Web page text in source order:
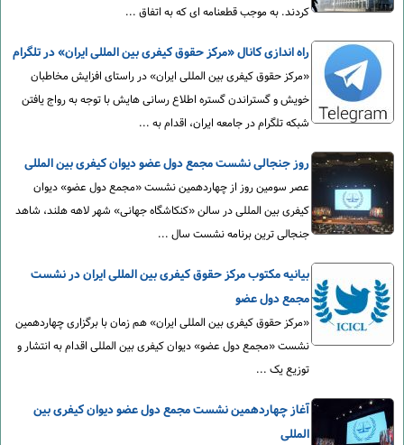
کردند. به موجب قطعنامه ای که به اتفاق ...
راه اندازی کانال «مرکز حقوق کیفری بین المللی ایران» در تلگرام
«مرکز حقوق کیفری بین المللی ایران» در راستای افزایش مخاطبان
خویش و گستراندن گستره اطلاع رسانی هایش با توجه به رواج یافتن
شبکه تلگرام در جامعه ایران، اقدام به ...
روز جنجالی نشست مجمع دول عضو دیوان کیفری بین المللی
عصر سومین روز از چهاردهمین نشست «مجمع دول عضو» دیوان
کیفری بین المللی در سالن «کنکاشگاه جهانی» شهر لاهه هلند، شاهد
جنجالی ترین برنامه نشست سال ...
بیانیه مکتوب مرکز حقوق کیفری بین المللی ایران در نشست
مجمع دول عضو
«مرکز حقوق کیفری بین المللی ایران» هم زمان با برگزاری چهاردهمین
نشست «مجمع دول عضو» دیوان کیفری بین المللی اقدام به انتشار و
توزیع یک ...
آغاز چهاردهمین نشست مجمع دول عضو دیوان کیفری بین
المللی